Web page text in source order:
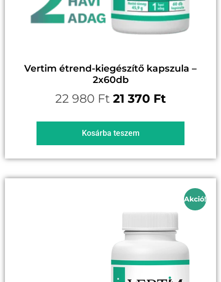
Vertim étrend-kiegészítő kapszula –
2x60db
22 980 Ft 21 370 Ft
Kosárba teszem
Akció!